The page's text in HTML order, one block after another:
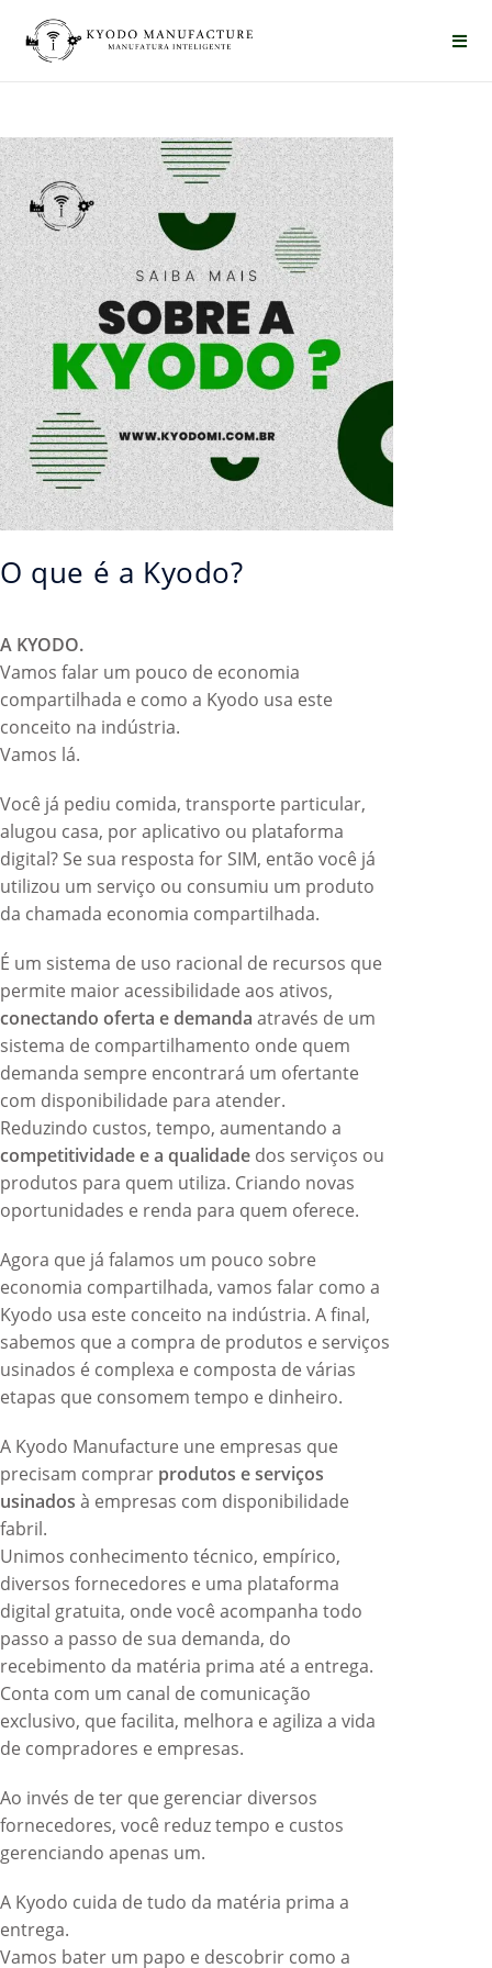
O que é a Kyodo?
A KYODO.
Vamos falar um pouco de economia
compartilhada e como a Kyodo usa este
conceito na indústria.
Vamos lá.
Você já pediu comida, transporte particular,
alugou casa, por aplicativo ou plataforma
digital? Se sua resposta for SIM, então você já
utilizou um serviço ou consumiu um produto
da chamada economia compartilhada.
É um sistema de uso racional de recursos que
permite maior acessibilidade aos ativos,
conectando oferta e demanda através de um
sistema de compartilhamento onde quem
demanda sempre encontrará um ofertante
com disponibilidade para atender.
Reduzindo custos, tempo, aumentando a
competitividade e a qualidade dos serviços ou
produtos para quem utiliza. Criando novas
oportunidades e renda para quem oferece.
Agora que já falamos um pouco sobre
economia compartilhada, vamos falar como a
Kyodo usa este conceito na indústria. A final,
sabemos que a compra de produtos e serviços
usinados é complexa e composta de várias
etapas que consomem tempo e dinheiro.
A Kyodo Manufacture une empresas que
precisam comprar produtos e serviços
usinados à empresas com disponibilidade
fabril.
Unimos conhecimento técnico, empírico,
diversos fornecedores e uma plataforma
digital gratuita, onde você acompanha todo
passo a passo de sua demanda, do
recebimento da matéria prima até a entrega.
Conta com um canal de comunicação
exclusivo, que facilita, melhora e agiliza a vida
de compradores e empresas.
Ao invés de ter que gerenciar diversos
fornecedores, você reduz tempo e custos
gerenciando apenas um.
A Kyodo cuida de tudo da matéria prima a
entrega.
Vamos bater um papo e descobrir como a